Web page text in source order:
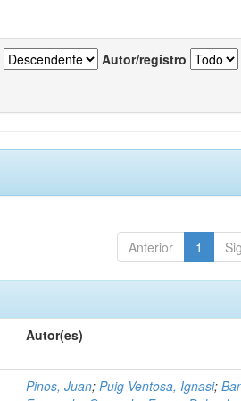
Autor/registro
Anterior 1
Autor(es)
Pinos, Juan;Puig Ventosa, Ignasi;